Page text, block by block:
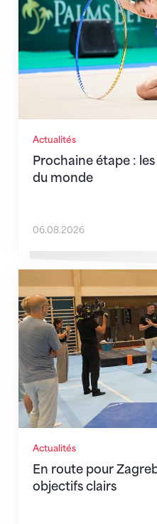
Actualités
Prochaine étape :
du monde
06.08.2026
Actualités
En route pour
objectifs clairs
En route pour Zagreb